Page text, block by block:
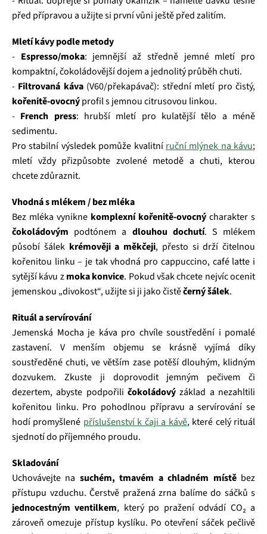
před přípravou a užijte si první vůni ještě před zalitím.
Mletí kávy podle metody
- Espresso/moka: jemnější až středně jemné mletí pro
kompaktní, čokoládovější dojem a jednolitý průběh chuti.
- Filtrovaná káva(V60/překapávač): střední mletí pro čistý,
kořenitě‑ovocnýprofil s jemnou citrusovou linkou.
- French press: hrubší mletí pro kulatější tělo a méně
sedimentu.
Pro stabilní výsledek pomůže kvalitní ruční mlýnek na kávu;
mletí vždy přizpůsobte zvolené metodě a chuti, kterou
chcete zdůraznit.
Vhodná s mlékem / bez mléka
Bez mléka vynikne komplexní kořenitě‑ovocný charakter s
čokoládovým podtónem a dlouhou dochutí. S mlékem
působí šálek krémověji a měkčeji, přesto si drží čitelnou
kořenitou linku – je tak vhodná pro cappuccino, café latte i
sytější kávu zmoka konvice. Pokud však chcete nejvíc ocenit
jemenskou „divokost“, užijte si ji jako čistěčerný šálek.
Rituál a servírování
Jemenská Mocha je káva pro chvíle soustředění i pomalé
zastavení. V menším objemu se krásně vyjímá díky
soustředěné chuti, ve větším zase potěší dlouhým, klidným
dozvukem. Zkuste ji doprovodit jemným pečivem či
dezertem, abyste podpořili čokoládový základ a nezahltili
kořenitou linku. Pro pohodlnou přípravu a servírování se
hodí promyšlené příslušenství k čaji a kávě, které celý rituál
sjednotí do příjemného proudu.
Skladování
Uchovávejte na suchém, tmavém a chladném místěbez
přístupu vzduchu. Čerstvě pražená zrna balíme do sáčků s
jednocestným ventilkem, který po pražení odvádí CO₂ a
zároveň omezuje přístup kyslíku. Po otevření sáček pečlivě